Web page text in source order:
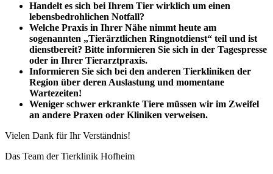
Handelt es sich bei Ihrem Tier wirklich um einen
lebensbedrohlichen Notfall?
Welche Praxis in Ihrer Nähe nimmt heute am
sogenannten „Tierärztlichen Ringnotdienst“ teil und ist
dienstbereit? Bitte informieren Sie sich in der Tagespresse
oder in Ihrer Tierarztpraxis.
Informieren Sie sich bei den anderen Tierkliniken der
Region über deren Auslastung und momentane
Wartezeiten!
Weniger schwer erkrankte Tiere müssen wir im Zweifel
an andere Praxen oder Kliniken verweisen.
Vielen Dank für Ihr Verständnis!
Das Team der Tierklinik Hofheim